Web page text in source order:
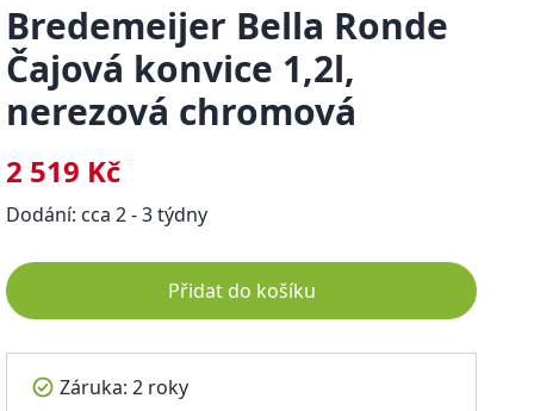
Bredemeijer Bella Ronde
Čajová konvice 1,2l,
nerezová chromová
2 519 Kč
Dodání: cca 2 - 3 týdny
Přidat do košíku
Záruka: 2 roky